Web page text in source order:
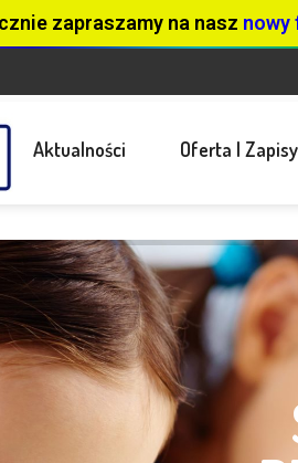
zapraszamy na nasz nowy
Aktualności Oferta I Zapisy